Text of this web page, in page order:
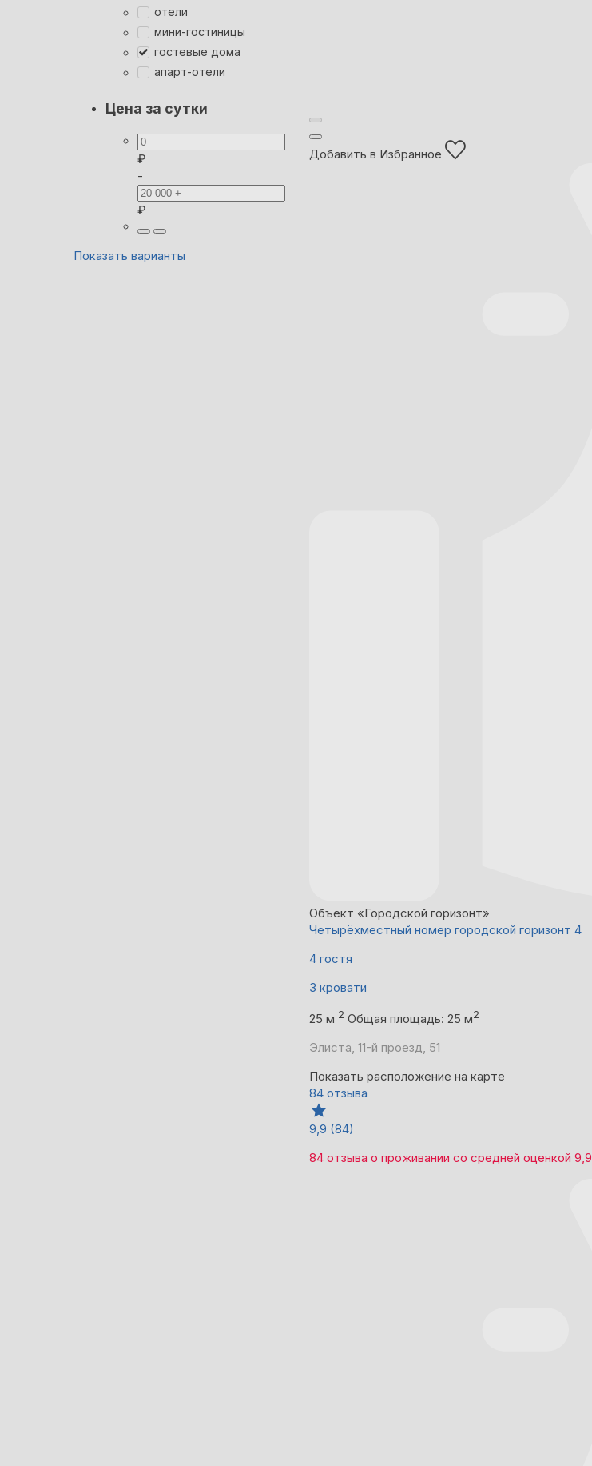
отели
мини-гостиницы
гостевые дома
апарт-отели
Цена за сутки
₽
-
₽
Показать варианты
Добавить в Избранное
Объект «Городской горизонт»
Четырёхместный номер городской горизонт 4
4 гостя
3 кровати
25 м 2 Общая площадь: 25 м2
Элиста, 11-й проезд, 51
Показать расположение на карте
84 отзыва
9,9 (84)
84 отзыва о проживании со средней оценкой 9,9